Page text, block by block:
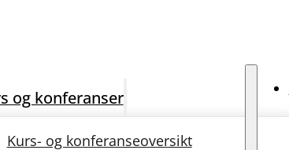
og konferanser
Kurs- og konferanseoversikt